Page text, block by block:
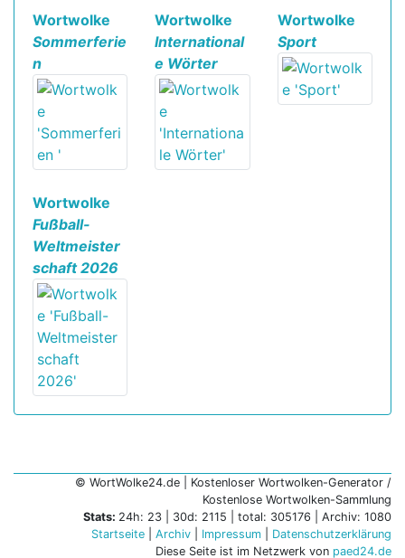
Wortwolke
Sommerferie
n
Wortwolke
International
e Wörter
Wortwolke
Sport
Wortwolke
Fußball-
Weltmeister
schaft 2026
© WortWolke24.de | Kostenloser Wortwolken-Generator /
Kostenlose Wortwolken-Sammlung
Stats: 24h: 23 | 30d: 2115 | total: 305176 | Archiv: 1080
Startseite
Archiv Impressum
Datenschutzerklärung
Diese Seite ist im Netzwerk von paed24.de